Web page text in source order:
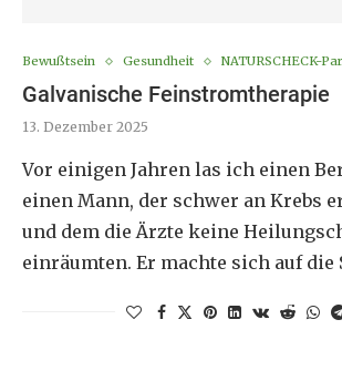
Bewußtsein Gesundheit NATURSCHECK-
Galvanische Feinstromtherapie
13. Dezember 2025
Vor einigen Jahren las ich einen
einen Mann, der schwer an Krebs
und dem die Ärzte keine
einräumten. Er machte sich auf die